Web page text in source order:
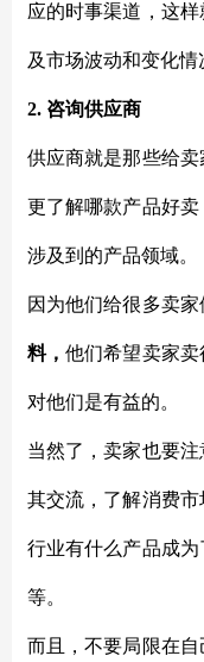
应的时事渠道，这
及市场波动和变化情
2. 咨询供应商
供应商就是那些给
更了解哪款产品好
涉及到的产品领域。
因为他们给很多卖
料，他们希望卖家
对他们是有益的。
当然了，卖家也要
其交流，了解消费
行业有什么产品成
等。
而且，不要局限在